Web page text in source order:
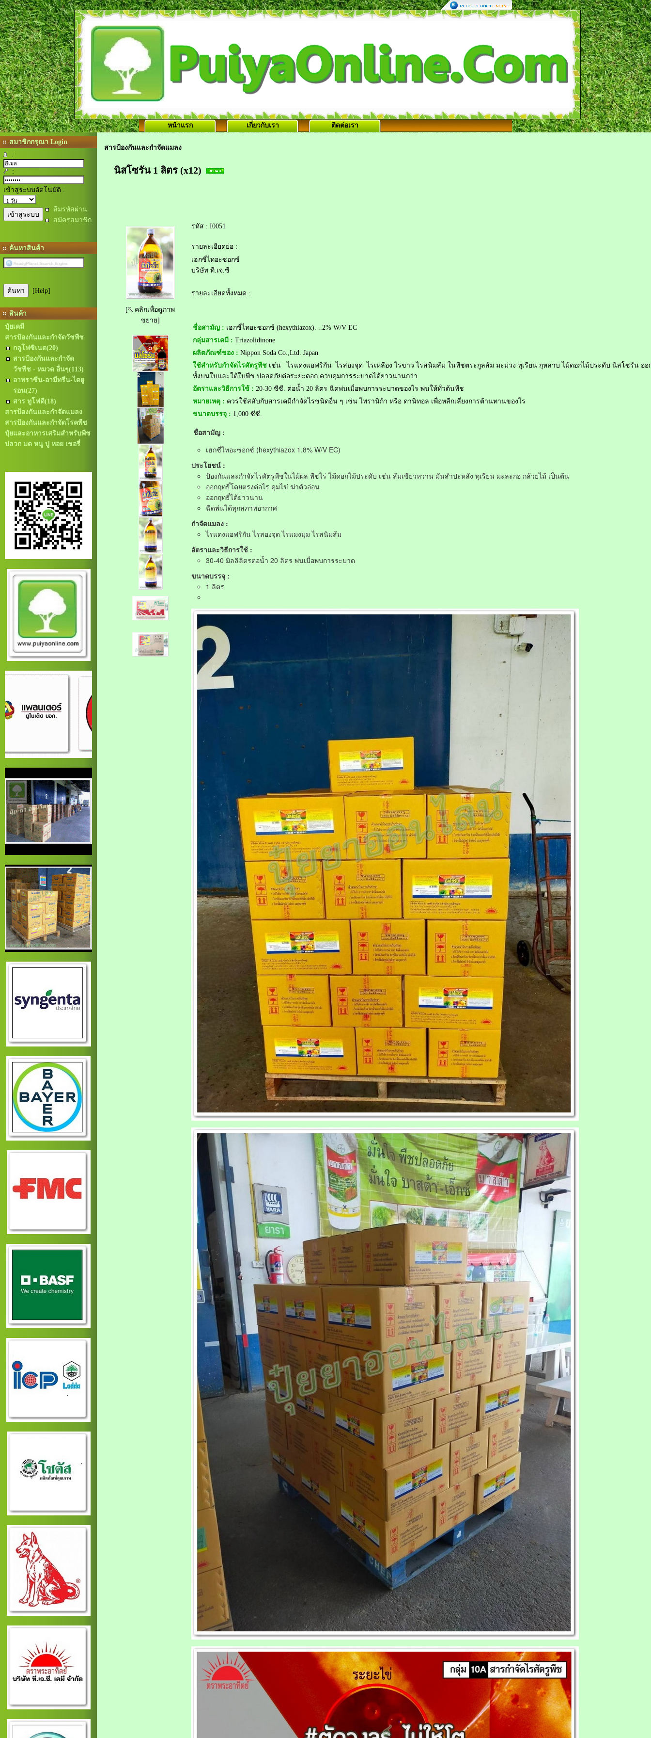
หน้าแรก เกี่ยวกับเรา ติดต่อเรา
สมาชิกกรุณา Login
:
:
เข้าสู่ระบบอัตโนมัติ :
ลืมรหัสผ่าน
สมัครสมาชิก
ค้นหาสินค้า
[Help]
สินค้า
ปุ๋ยเคมี
สารป้องกันและกำจัดวัชพืช
กลูโฟซิเนต(20)
สารป้องกันและกำจัด
วัชพืช - หมวด อื่นๆ(113)
อาทราซีน-อามีทรีน-ไดยู
รอน(27)
สาร ทูโฟดี(18)
สารป้องกันและกำจัดแมลง
สารป้องกันและกำจัดโรคพืช
ปุ๋ยและอาหารเสริมสำหรับพืช
ปลวก มด หนู ปู หอย เชอรี่
สารป้องกันและกำจัดแมลง
นิสโซรัน 1 ลิตร (x12)
[
คลิกเพื่อดูภาพ
ขยาย]
รหัส : I0051
รายละเอียดย่อ :
เฮกซี่ไทอะซอกซ์
บริษัท ที.เจ.ซี
รายละเอียดทั้งหมด :
ชื่อสามัญ : เฮกซี่ไทอะซอกซ์ (hexythiazox). ..2% W/V EC
กลุ่มสารเคมี : Triazolidinone
ผลิตภัณฑ์ของ : Nippon Soda Co.,Ltd. Japan
ใช้สำหรับกำจัดไรศัตรูพืช เช่น ไรแดงแอฟริกัน ไรสองจุด ไรเหลือง ไรขาว ไรสนิมส้ม ในพืชตระกูลส้ม มะม่วง ทุเรียน กุหลาบ ไม้ดอกไม้ประดับ นิสโซรัน อ
ทั้งบนใบและใต้ใบพืช ปลอดภัยต่อระยะดอก ควบคุมการระบาดได้ยาวนานกว่า
อัตราและวิธีการใช้ : 20-30 ซีซี. ต่อน้ำ 20 ลิตร ฉีดพ่นเมื่อพบการระบาดของไร พ่นให้ทั่วต้นพืช
หมายเหตุ : ควรใช้สลับกับสารเคมีกำจัดไรชนิดอื่น ๆ เช่น ไพรานิก้า หรือ ดานิทอล เพื่อหลีกเลี่ยงการต้านทานของไร
ขนาดบรรจุ : 1,000 ซีซี.
ชื่อสามัญ :
เฮกซี่ไทอะซอกซ์ (hexythiazox 1.8% W/V EC)
ประโยชน์ :
ป้องกันและกำจัดไรศัตรูพืชในไม้ผล พืชไร่ ไม้ดอกไม้ประดับ เช่น ส้มเขียวหวาน มันสำปะหลัง ทุเรียน มะละกอ กล้วยไม้ เป็นต้น
ออกฤทธิ์โดยตรงต่อไร คุมไข่ ฆ่าตัวอ่อน
ออกฤทธิ์ได้ยาวนาน
ฉีดพ่นได้ทุกสภาพอากาศ
กำจัดแมลง :
ไรแดงแอฟริกัน ไรสองจุด ไรแมงมุม ไรสนิมส้ม
อัตราและวิธีการใช้ :
30-40 มิลลิลิตรต่อน้ำ 20 ลิตร พ่นเมื่อพบการระบาด
ขนาดบรรจุ :
1 ลิตร